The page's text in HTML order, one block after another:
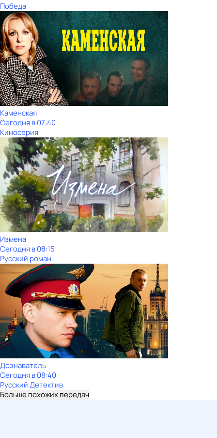
Победа
Каменская
Сегодня в 07:40
Киносерия
Измена
Сегодня в 08:15
Русский роман
Дознаватель
Сегодня в 08:40
Русский Детектив
Больше похожих передач